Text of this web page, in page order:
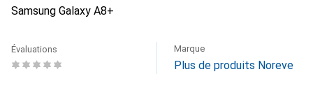
Samsung Galaxy A8+
Évaluations Marque
Plus de produits Noreve